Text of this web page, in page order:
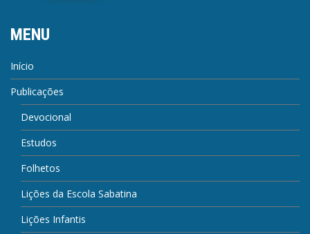
MENU
Início
Publicações
Devocional
Estudos
Folhetos
Lições da Escola Sabatina
Lições Infantis